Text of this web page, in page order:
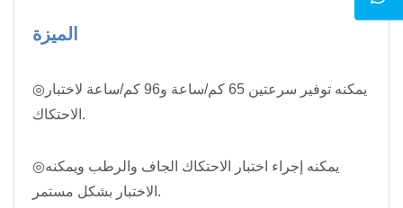
الميزة
◎يمكنه توفير سرعتين 65 كم/ساعة و96 كم/ساعة لاختبار
الاحتكاك.
◎يمكنه إجراء اختبار الاحتكاك الجاف والرطب ويمكنه
الاختبار بشكل مستمر.